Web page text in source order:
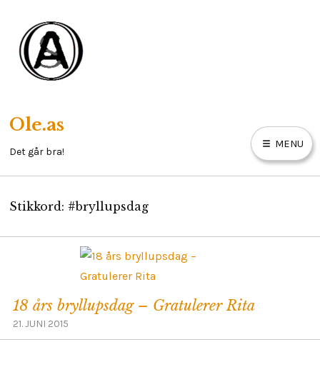
content
Ole.as
Det går bra!
MENU
HOBBY
OM MEG
E
N
PERSONVERNERKLÆRING
Stikkord: #bryllupsdag
18 års bryllupsdag – Gratulerer Rita
21. JUNI 2015